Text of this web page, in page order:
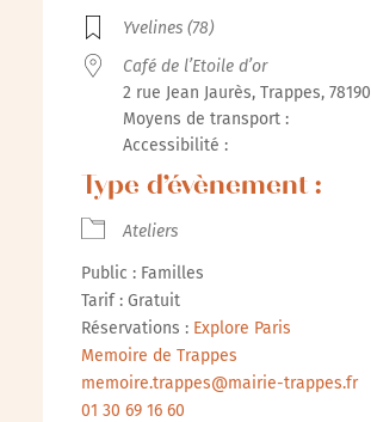
Yvelines (78)
Café de l’Etoile d’or
2 rue Jean Jaurès, Trappes, 78190
Moyens de transport :
Accessibilité :
Type d’évènement :
Ateliers
Public : Familles
Tarif : Gratuit
Réservations : Explore Paris
Memoire de Trappes
memoire.trappes@mairie-trappes.fr
01 30 69 16 60